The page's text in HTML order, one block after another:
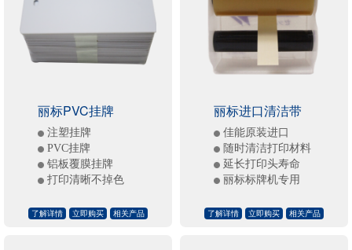
丽标PVC挂牌
注塑挂牌
PVC挂牌
铝板覆膜挂牌
打印清晰不掉色
了解详情 立即购买 相关产品
丽标进口清洁带
佳能原装进口
随时清洁打印材料
延长打印头寿命
丽标标牌机专用
了解详情 立即购买 相关产品